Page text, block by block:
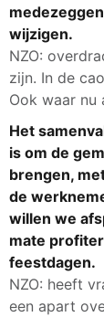
wijzigen.
NZO:
zijn. In de
Ook waar nu
Het
is om de
brengen,
de
willen we
mate
feestdagen.
NZO: heeft
een apart